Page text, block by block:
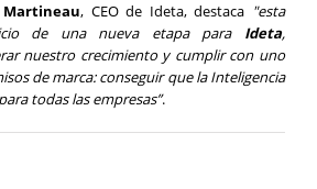
Martineau, CEO de Ideta, destaca "esta
de una nueva etapa para Ideta,
nuestro crecimiento y cumplir con uno
de marca: conseguir que la Inteligencia
todas las empresas”.